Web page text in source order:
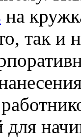
на
так и
для